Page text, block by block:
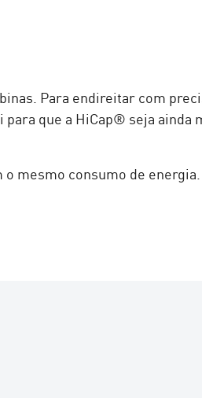
Para endireitar com
que a HiCap® seja ainda
mesmo consumo de energia.